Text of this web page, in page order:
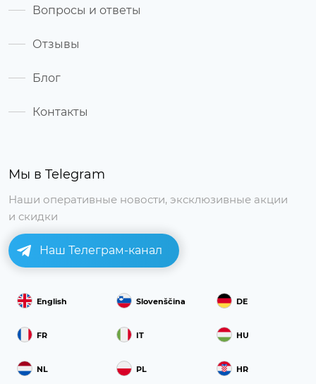
Мы в Telegram
Наши оперативные новости, эксклюзивные акции
и скидки
Наш Телеграм-канал
English Slovenščina DE
FR IT HU
NL PL HR
Вопросы и ответы
Отзывы
Блог
Контакты